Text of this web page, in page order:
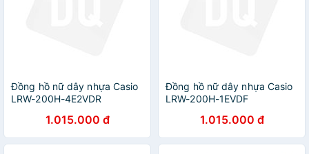
Đồng hồ nữ dây nhựa Casio
LRW-200H-4E2VDR
1.015.000 đ
Đồng hồ nữ dây nhựa Casio
LRW-200H-1EVDF
1.015.000 đ